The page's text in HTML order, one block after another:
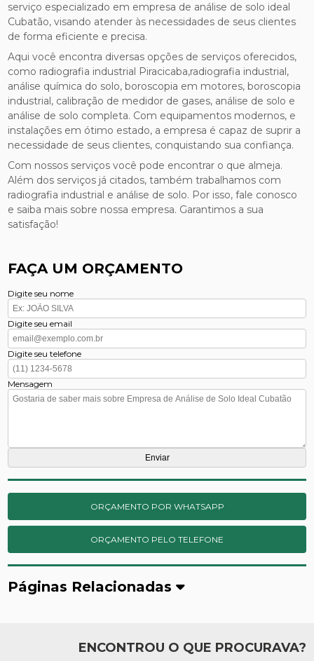
serviço especializado em empresa de análise de solo ideal
Cubatão, visando atender às necessidades de seus clientes
de forma eficiente e precisa.
Aqui você encontra diversas opções de serviços oferecidos,
como radiografia industrial Piracicaba,radiografia industrial,
análise química do solo, boroscopia em motores, boroscopia
industrial, calibração de medidor de gases, análise de solo e
análise de solo completa. Com equipamentos modernos, e
instalações em ótimo estado, a empresa é capaz de suprir a
necessidade de seus clientes, conquistando sua confiança.
Com nossos serviços você pode encontrar o que almeja.
Além dos serviços já citados, também trabalhamos com
radiografia industrial e análise de solo. Por isso, fale conosco
e saiba mais sobre nossa empresa. Garantimos a sua
satisfação!
FAÇA UM ORÇAMENTO
Digite seu nome
Digite seu email
Digite seu telefone
Mensagem
ORÇAMENTO POR WHATSAPP
ORÇAMENTO PELO TELEFONE
Páginas Relacionadas
ENCONTROU O QUE PROCURAVA?